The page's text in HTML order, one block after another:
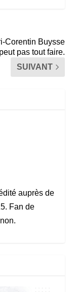
Corentin Buysse
pas tout faire.
SUIVANT
auprès de
Fan de